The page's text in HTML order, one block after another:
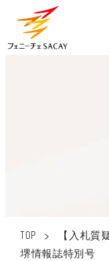
TOP >
【入札
堺情報誌特別号